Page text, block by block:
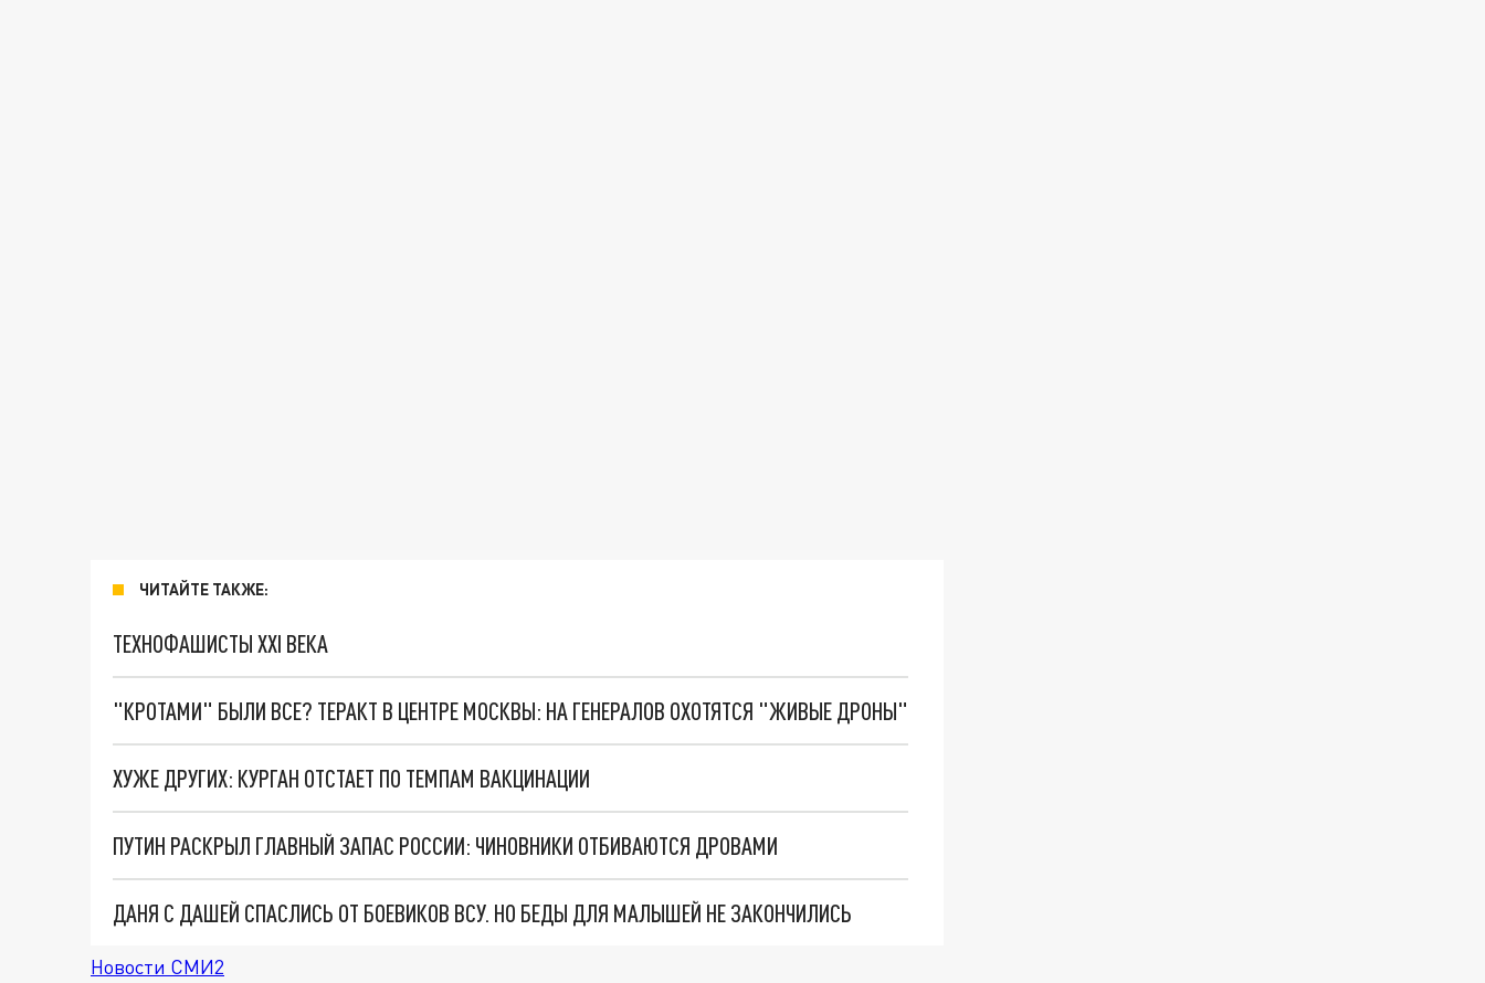
ЧИТАЙТЕ ТАКЖЕ:
ТЕХНОФАШИСТЫ XXI ВЕКА
"КРОТАМИ" БЫЛИ ВСЕ? ТЕРАКТ В ЦЕНТРЕ МОСКВЫ: НА ГЕНЕРАЛОВ ОХОТЯТСЯ "ЖИВЫЕ ДРОНЫ"
ХУЖЕ ДРУГИХ: КУРГАН ОТСТАЕТ ПО ТЕМПАМ ВАКЦИНАЦИИ
ПУТИН РАСКРЫЛ ГЛАВНЫЙ ЗАПАС РОССИИ: ЧИНОВНИКИ ОТБИВАЮТСЯ ДРОВАМИ
ДАНЯ С ДАШЕЙ СПАСЛИСЬ ОТ БОЕВИКОВ ВСУ. НО БЕДЫ ДЛЯ МАЛЫШЕЙ НЕ ЗАКОНЧИЛИСЬ
Новости СМИ2